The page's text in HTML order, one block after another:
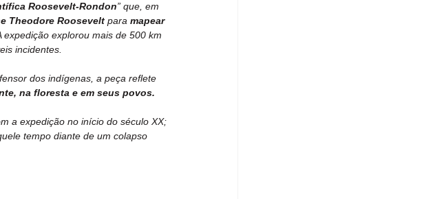
Roosevelt-Rondon” que, em
Theodore Roosevelt para mapear
expedição explorou mais de 500 km
incidentes.
dos indígenas, a peça reflete
na floresta e em seus povos.
a expedição no início do século XX;
tempo diante de um colapso